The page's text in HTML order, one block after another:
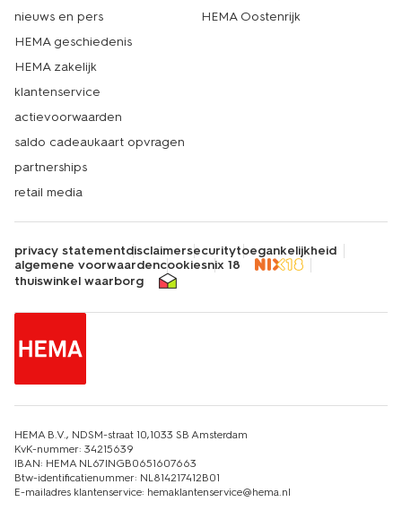
nieuws en pers
HEMA geschiedenis
HEMA zakelijk
klantenservice
actievoorwaarden
saldo cadeaukaart opvragen
partnerships
retail media
HEMA Oostenrijk
privacy statementdisclaimersecuritytoegankelijkheid
algemene voorwaardencookiesnix 18
thuiswinkel waarborg
HEMA B.V., NDSM-straat 10,1033 SB Amsterdam
KvK-nummer: 34215639
IBAN: HEMA NL67INGB0651607663
Btw-identificatienummer: NL814217412B01
E-mailadres klantenservice: hemaklantenservice@hema.nl